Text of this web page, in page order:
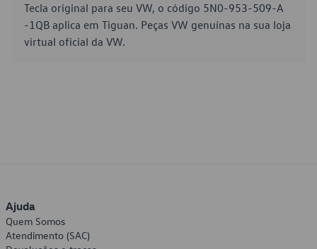
Tecla original para seu VW, o código 5N0-953-509-A
-1QB aplica em Tiguan. Peças VW genuínas na sua loja
virtual oficial da VW.
Ajuda
Quem Somos
Atendimento (SAC)